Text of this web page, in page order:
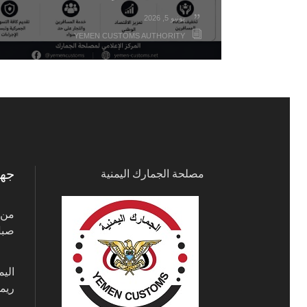
يونيو 5, 2026
YEMEN CUSTOMS AUTHORITY
مصلحة الجمارك اليمنية
صباحًا